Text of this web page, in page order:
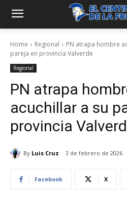
Home Regional
PN atrapa hombre
pareja en provincia Valverde
Regional
PN atrapa
acuchillar a su
provincia
By Luis Cruz 3 de febrero de 2026
Facebook X